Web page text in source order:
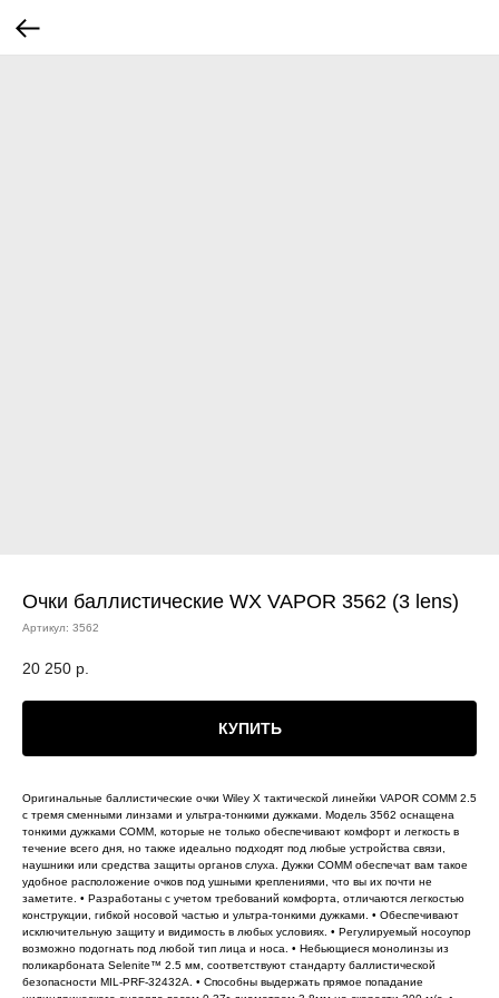
Очки баллистические WX VAPOR 3562 (3 lens)
Артикул: 3562
20 250 р.
КУПИТЬ
Оригинальные баллистические очки Wiley X тактической линейки VAPOR COMM 2.5
с тремя сменными линзами и ультра-тонкими дужками. Модель 3562 оснащена
тонкими дужками COMM, которые не только обеспечивают комфорт и легкость в
течение всего дня, но также идеально подходят под любые устройства связи,
наушники или средства защиты органов слуха. Дужки COMM обеспечат вам такое
удобное расположение очков под ушными креплениями, что вы их почти не
заметите. • Разработаны с учетом требований комфорта, отличаются легкостью
конструкции, гибкой носовой частью и ультра-тонкими дужками. • Обеспечивают
исключительную защиту и видимость в любых условиях. • Регулируемый носоупор
возможно подогнать под любой тип лица и носа. • Небьющиеся монолинзы из
поликарбоната Selenite™ 2.5 мм, соответствуют стандарту баллистической
безопасности MIL-PRF-32432A. • Способны выдержать прямое попадание